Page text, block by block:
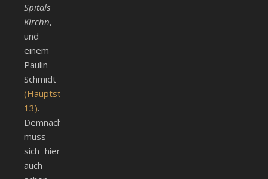
Spitals
Kirchn‚
und
einem
Paulin
Schmidt
(Hauptstr.
13).
Demnach
muss
sich hier
auch